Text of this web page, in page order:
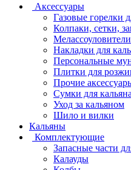
Аксессуары
Газовые горелки
Колпаки, сетки,
Мелассоуловители
Накладки для
Персональные
Плитки для
Прочие
Сумки для кальяна
Уход за кальяном
Шило и вилки
Кальяны
Комплектующие
Запасные части
Калауды